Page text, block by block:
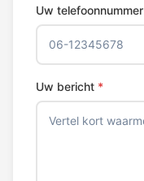
Uw telefoonnummer
Uw bericht *